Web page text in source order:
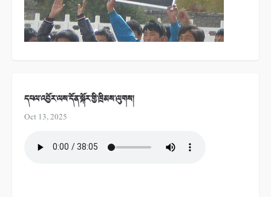
དཔལ་འབྱོར་ལས་དོན་སྐོར་གྱི་ཁྲིམས་ལུགས།
Oct 13, 2025